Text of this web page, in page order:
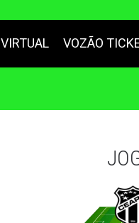
VOZÃO